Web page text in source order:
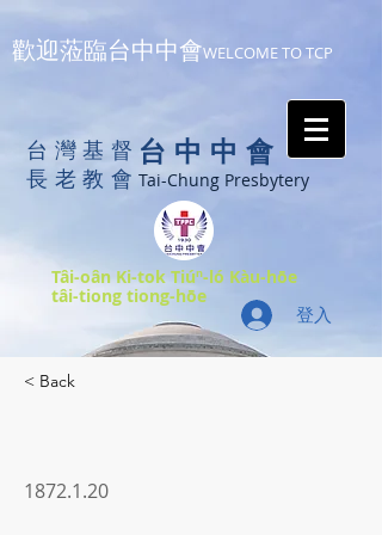
歡迎蒞臨台中中會WELCOME TO TCP
台灣基督
長老教會
台中中會
Tai-Chung Presbytery
Tâi-oân Ki-tok Tiúⁿ-ló Kàu-hōe
tâi-tiong tiong-hōe
登入
< Back
1872.1.20